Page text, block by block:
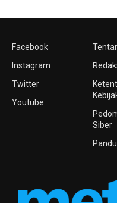
Facebook
Instagram
Twitter
Youtube
Siber